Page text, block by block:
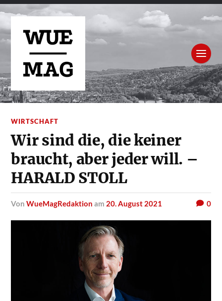
WIRTSCHAFT
Wir sind die, die keiner
braucht, aber jeder will. –
HARALD STOLL
vonWueMagRedaktion am 20. August 2021 0